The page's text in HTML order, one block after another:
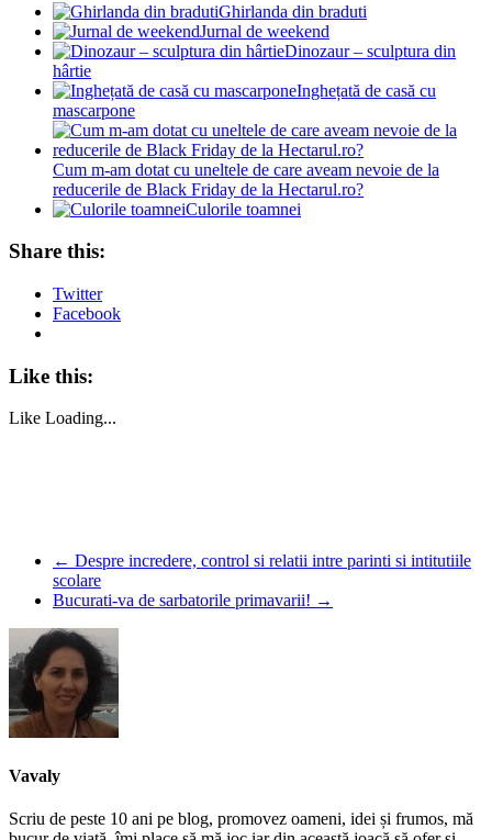
Ghirlanda din braduti
Jurnal de weekend
Dinozaur – sculptura din
hârtie
Inghețată de casă cu
mascarpone
Cum m-am dotat cu uneltele de care aveam nevoie de la
reducerile de Black Friday de la Hectarul.ro?
Culorile toamnei
Share this:
Twitter
Facebook
Like this:
Like Loading...
← Despre incredere, control si relatii intre parinti si intitutiile
scolare
Bucurati-va de sarbatorile primavarii! →
Vavaly
Scriu de peste 10 ani pe blog, promovez oameni, idei și frumos, mă